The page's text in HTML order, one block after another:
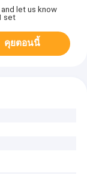
let us know
set
คุยตอนนี้